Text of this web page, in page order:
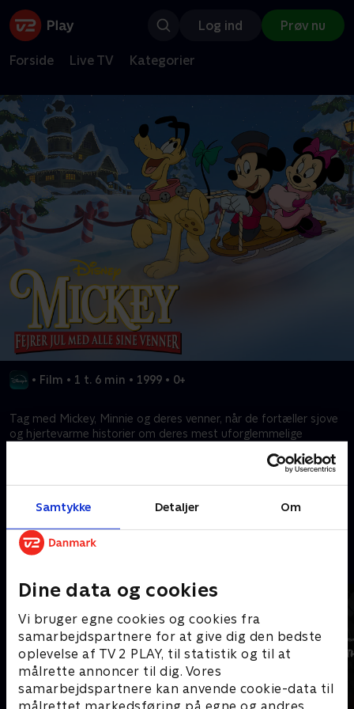
Samtykke Detaljer Om
Dine data og cookies
Vi bruger egne cookies og cookies fra
samarbejdspartnere for at give dig den bedste
oplevelse af TV 2 PLAY, til statistik og til at
målrette annoncer til dig. Vores
samarbejdspartnere kan anvende cookie-data til
Log ind Prøv nu
Forside Live TV Kategorier
• Film • 1 t. 6 min • 1999 • 0+
Tag med Mickey, Minnie og deres venner, når de fortæller sjove
og hjertevarme historier om deres mest uforglemmelige
Kræver tilkøb